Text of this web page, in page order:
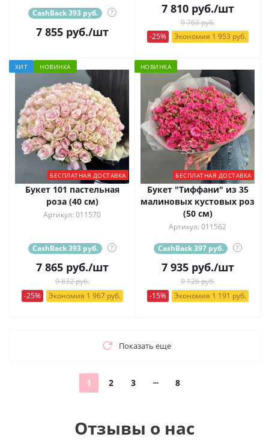
CashBack 393 руб. ?
7 855руб./шт
7 810руб./шт
9 763 руб.
-25%
Экономия 1 953 руб.
ХИТ НОВИНКА
БЕСПЛАТНАЯ ДОСТАВКА
Букет 101 пастельная
роза (40 см)
Артикул: 011570
CashBack 393 руб. ?
7 865руб./шт
9 832 руб.
-25%
Экономия 1 967 руб.
НОВИНКА
БЕСПЛАТНАЯ ДОСТАВКА
Букет "Тиффани" из 35
малиновых кустовых роз
(50 см)
Артикул: 011562
CashBack 397 руб. ?
7 935руб./шт
9 126 руб.
-15%
Экономия 1 191 руб.
Показать еще
1 2 3 8
Отзывы о нас